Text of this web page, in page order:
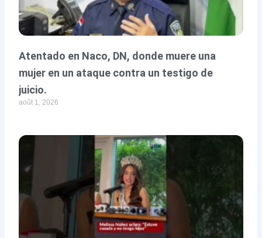
Atentado en Naco, DN, donde muere una
mujer en un ataque contra un testigo de
juicio.
août 1, 2026